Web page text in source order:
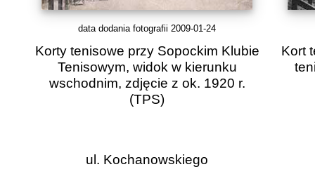
data dodania fotografii 2009-01-24
Korty tenisowe przy Sopockim Klubie
Tenisowym, widok w kierunku
wschodnim, zdjęcie z ok. 1920 r.
(TPS)
Kort
ul. Kochanowskiego